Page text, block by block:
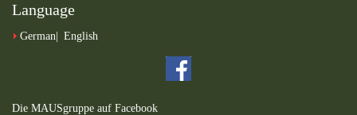
Language
German English
Die MAUSgruppe auf Facebook